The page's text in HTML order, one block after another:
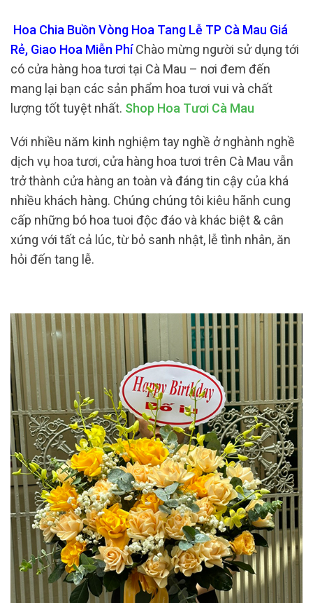
Hoa Chia Buồn Vòng Hoa Tang Lễ TP Cà Mau Giá
Rẻ, Giao Hoa Miễn PhíChào mừng người sử dụng tới
có cửa hàng hoa tươi tại Cà Mau – nơi đem đến
mang lại bạn các sản phẩm hoa tươi vui và chất
lượng tốt tuyệt nhất. Shop Hoa Tươi Cà Mau
Với nhiều năm kinh nghiệm tay nghề ở nghành nghề
dịch vụ hoa tươi, cửa hàng hoa tươi trên Cà Mau vẫn
trở thành cửa hàng an toàn và đáng tin cậy của khá
nhiều khách hàng. Chúng chúng tôi kiêu hãnh cung
cấp những bó hoa tuoi độc đáo và khác biệt & cân
xứng với tất cả lúc, từ bỏ sanh nhật, lễ tình nhân, ăn
hỏi đến tang lễ.